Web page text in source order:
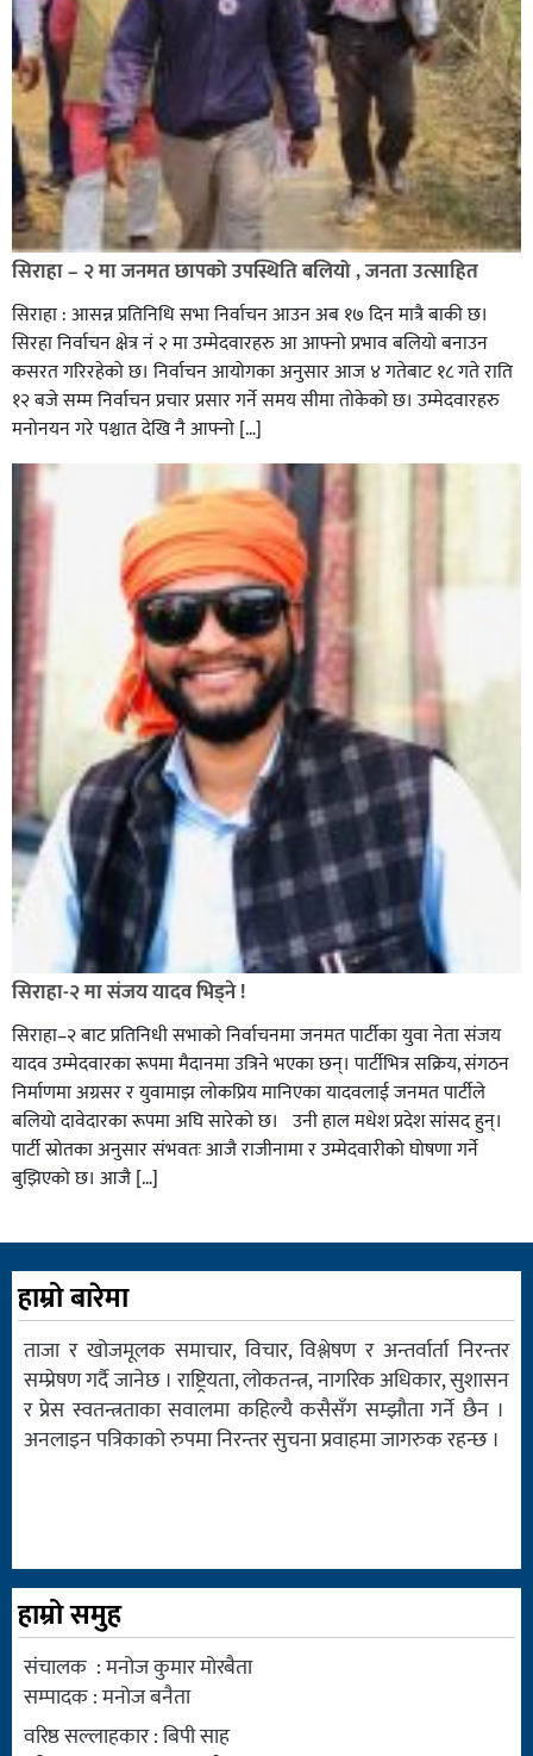
सिराहा – २ मा जनमत छापको उपस्थिति बलियो , जनता उत्साहित
सिराहा : आसन्न प्रतिनिधि सभा निर्वाचन आउन अब १७ दिन मात्रै बाकी छ।
सिरहा निर्वाचन क्षेत्र नं २ मा उम्मेदवारहरु आ आफ्नो प्रभाव बलियो बनाउन
कसरत गरिरहेको छ। निर्वाचन आयोगका अनुसार आज ४ गतेबाट १८ गते राति
१२ बजे सम्म निर्वाचन प्रचार प्रसार गर्ने समय सीमा तोकेको छ। उम्मेदवारहरु
मनोनयन गरे पश्चात देखि नै आफ्नो […]
सिराहा-२ मा संजय यादव भिड्ने !
सिराहा–२ बाट प्रतिनिधी सभाको निर्वाचनमा जनमत पार्टीका युवा नेता संजय
यादव उम्मेदवारका रूपमा मैदानमा उत्रिने भएका छन्। पार्टीभित्र सक्रिय, संगठन
निर्माणमा अग्रसर र युवामाझ लोकप्रिय मानिएका यादवलाई जनमत पार्टीले
बलियो दावेदारका रूपमा अघि सारेको छ। उनी हाल मधेश प्रदेश सांसद हुन्।
पार्टी स्रोतका अनुसार संभवतः आजै राजीनामा र उम्मेदवारीको घोषणा गर्ने
बुझिएको छ। आजै […]
हाम्रो बारेमा
ताजा र खोजमूलक समाचार, विचार, विश्लेषण र अन्तर्वार्ता निरन्तर
सम्प्रेषण गर्दै जानेछ । राष्ट्रियता, लोकतन्त्र, नागरिक अधिकार, सुशासन
र प्रेस स्वतन्त्रताका सवालमा कहिल्यै कसैसँग सम्झौता गर्ने छैन ।
अनलाइन पत्रिकाको रुपमा निरन्तर सुचना प्रवाहमा जागरुक रहन्छ ।
हाम्रो समुह
संचालक : मनोज कुमार मोरबैता
सम्पादक : मनोज बनैता
वरिष्ठ सल्लाहकार : बिपी साह